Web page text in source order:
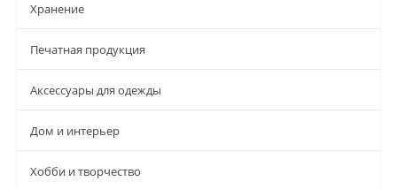
Хранение
Печатная продукция
Аксессуары для одежды
Дом и интерьер
Хобби и творчество